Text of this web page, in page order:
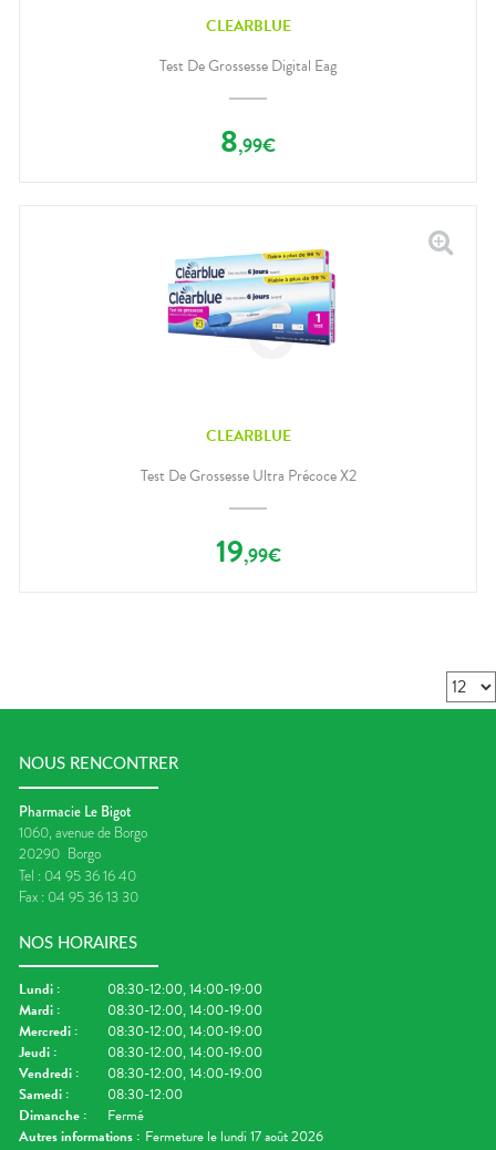
CLEARBLUE
Test De Grossesse Digital Eag
8,99€
CLEARBLUE
Test De Grossesse Ultra Précoce X2
19,99€
NOUS RENCONTRER
Pharmacie Le Bigot
1060, avenue de Borgo
20290 Borgo
Tel : 04 95 36 16 40
Fax : 04 95 36 13 30
NOS HORAIRES
Lundi :
08:30-12:00, 14:00-19:00
Mardi :
08:30-12:00, 14:00-19:00
Mercredi :
08:30-12:00, 14:00-19:00
Jeudi :
08:30-12:00, 14:00-19:00
Vendredi :
08:30-12:00, 14:00-19:00
Samedi :
08:30-12:00
Dimanche :
Fermé
Autres informations : Fermeture le lundi 17 août 2026